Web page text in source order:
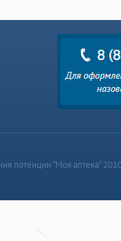
потенции “Моя аптека”